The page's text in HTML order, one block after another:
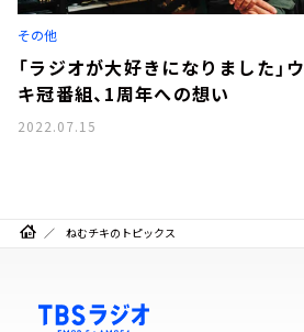
その他
「ラジオが大好きになりました」
キ冠番組、1周年への想い
2022.07.15
ねむチキのトピックス